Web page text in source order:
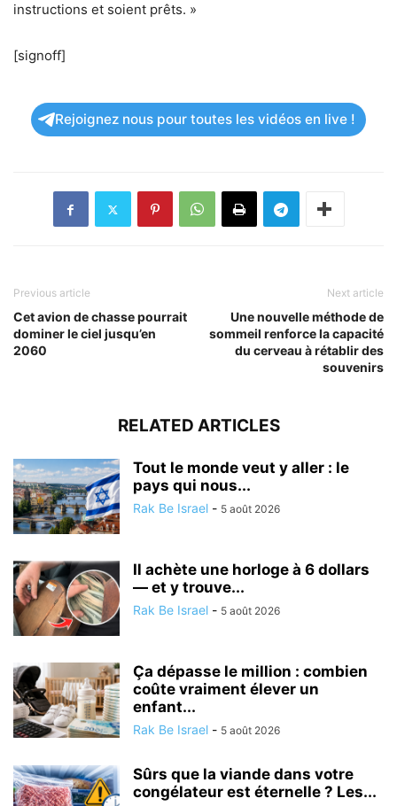
instructions et soient prêts. »
[signoff]
Rejoignez nous pour toutes les vidéos en live !
Previous article
Cet avion de chasse pourrait
dominer le ciel jusqu’en
2060
Next article
Une nouvelle méthode de
sommeil renforce la capacité
du cerveau à rétablir des
souvenirs
RELATED ARTICLES
Tout le monde veut y aller : le
pays qui nous...
Rak Be Israel - 5 août 2026
Il achète une horloge à 6 dollars
— et y trouve...
Rak Be Israel - 5 août 2026
Ça dépasse le million : combien
coûte vraiment élever un
enfant...
Rak Be Israel - 5 août 2026
Sûrs que la viande dans votre
congélateur est éternelle ? Les...